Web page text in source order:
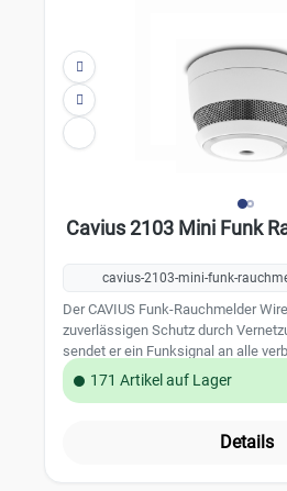
Batterielebensdauer: ca. 10 Jahre Farbe: weiß Abmessung:
40 x 40 x 45 mm Gewicht: 48 gLieferumfang: inkl.
Montagesockel,
und Bedienungsanleitung
Cavius 2103 Mini Funk
cavius-2103-mini-funk-
Der CAVIUS Funk-Rauchmelder
zuverlässigen Schutz durch
sendet er ein Funksignal an alle
dann ebenfalls ein 85 dBA lautes
Der Melder ist kompakt (65 mm
eine Lebensdauer von etwa 5
171 Artikel auf Lager
Details